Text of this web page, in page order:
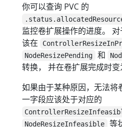
你可以查询 PVC 的
监控卷扩展操作的进度。
该在
NodeResizePending 和
转换， 并在卷扩展完成时变
如果由于某种原因，无法将
一字段应该处于对应的
NodeResizeInfeasible
等